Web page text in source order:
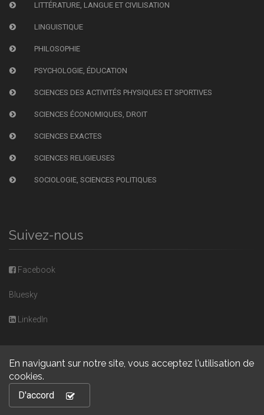
En naviguant sur notre site, vous acceptez l'utilisation de
cookies.
D'accord
LITTÉRATURE, LANGUE ET CIVILISATION
LINGUISTIQUE
PHILOSOPHIE
PSYCHOLOGIE, ÉDUCATION
SCIENCES DES ACTIVITÉS PHYSIQUES ET SPORTIVES
SCIENCES ÉCONOMIQUES, DROIT
SCIENCES EXACTES
SCIENCES RELIGIEUSES
SOCIOLOGIE, SCIENCES POLITIQUES
Suivez-nous
Facebook
Bluesky
LinkedIn